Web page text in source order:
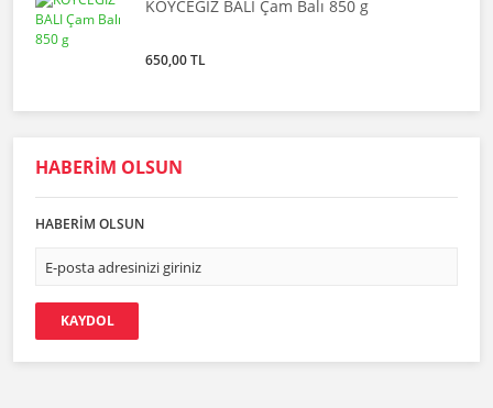
KÖYCEĞİZ BALI Çam Balı 850 g
650,00 TL
HABERİM OLSUN
HABERİM OLSUN
KAYDOL